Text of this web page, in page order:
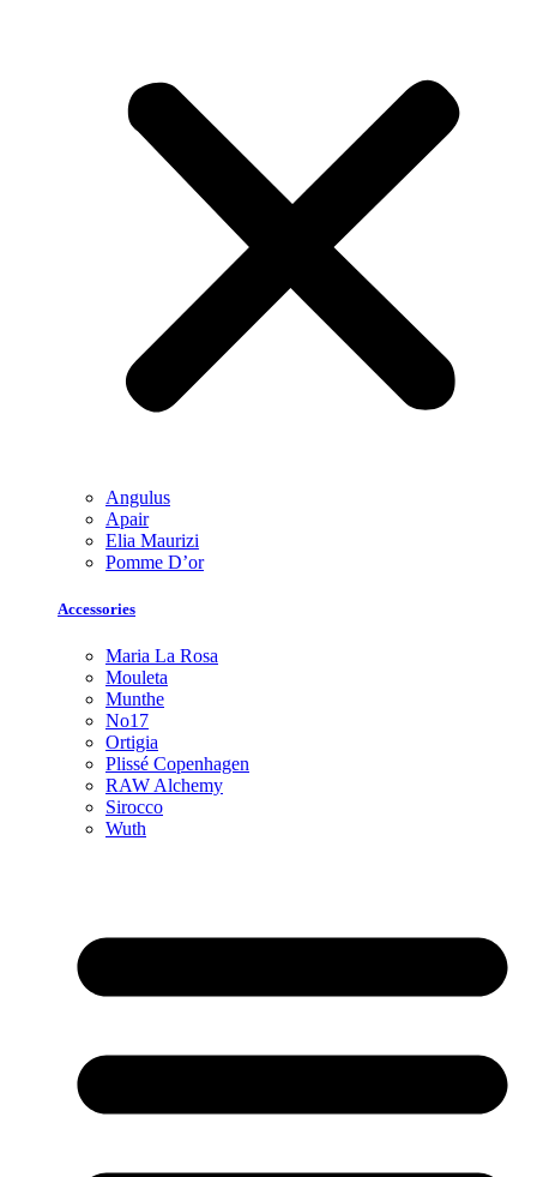
Angulus
Apair
Elia Maurizi
Pomme D’or
Accessories
Maria La Rosa
Mouleta
Munthe
No17
Ortigia
Plissé Copenhagen
RAW Alchemy
Sirocco
Wuth